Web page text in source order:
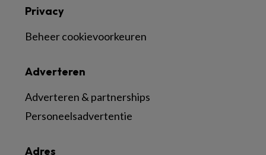
Adres
Adverteren
Adverteren & partnerships
Personeelsadvertentie
Privacy
Beheer cookievoorkeuren